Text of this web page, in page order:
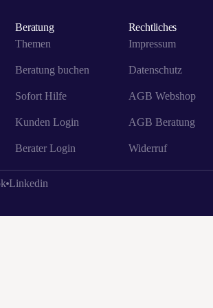
Beratung
Themen
Beratung buchen
Sofort Hilfe
Kunden Login
Berater Login
Rechtliches
Impressum
Datenschutz
AGB Webshop
AGB Beratung
Widerruf
Linkedin